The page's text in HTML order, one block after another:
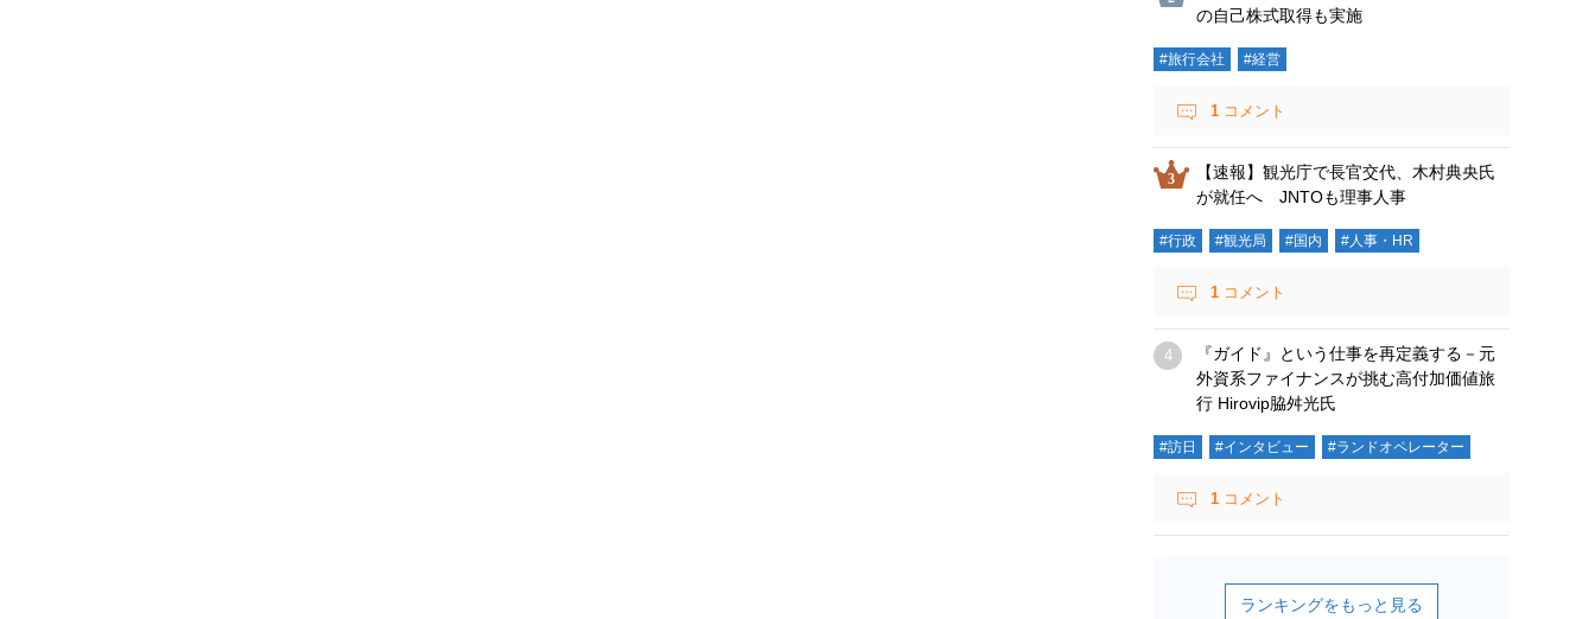
の自己株式取得も実施
#旅行会社 #経営
1 コメント
【速報】観光庁で長官交代、木村典央氏
が就任へ JNTOも理事人事
#行政 #観光局 #国内 #人事・HR
1 コメント
『ガイド』という仕事を再定義する－元
外資系ファイナンスが挑む高付加価値旅
行 Hirovip脇舛光氏
#訪日 #インタビュー #ランドオペレーター
1 コメント